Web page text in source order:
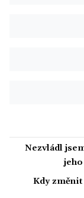
Nezvládl
jeho
Kdy